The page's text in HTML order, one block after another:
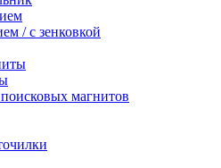
/ с зенковкой
магнитов